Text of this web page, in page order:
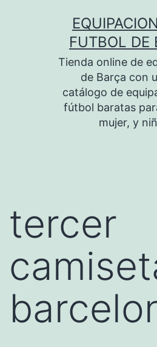
FUTBOL DE
Tienda online de
de Barça con
catálogo de
fútbol baratas
mujer, y
tercer